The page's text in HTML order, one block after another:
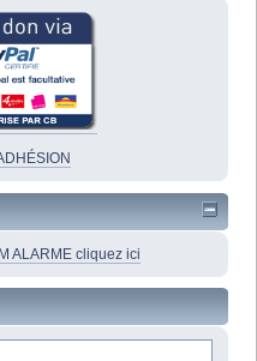
ALARME cliquez ici